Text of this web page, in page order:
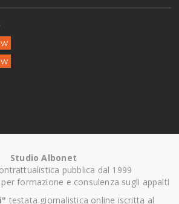
Studio Albonet
pubblica dal 1999
formazione e consulenza sugli appalti
testata giornalistica online iscritta al